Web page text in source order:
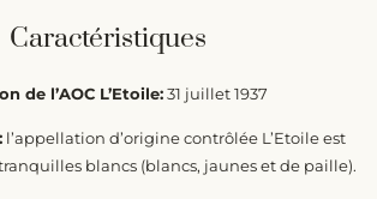
Caractéristiques
de l’AOC L’Etoile:31 juillet 1937
l’appellation d’origine contrôlée L’Etoile est
blancs (blancs, jaunes et de paille).